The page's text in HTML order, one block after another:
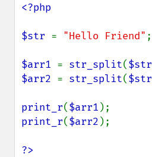
<?php
$str = "Hello Friend" ;
$arr1 = str_split($str
$arr2 = str_split($str
print_r($arr1
print_r($arr2 );
?>